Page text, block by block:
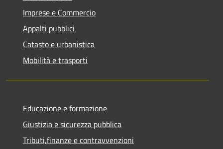
Imprese e Commercio
Appalti pubblici
Catasto e urbanistica
Mobilità e trasporti
Educazione e formazione
Giustizia e sicurezza pubblica
Tributi,finanze e contravvenzioni